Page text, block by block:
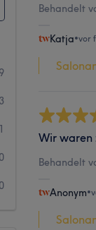
3
1
0
0
Behandelt
Katja•vor
Wir waren
Behandelt
Anonym•